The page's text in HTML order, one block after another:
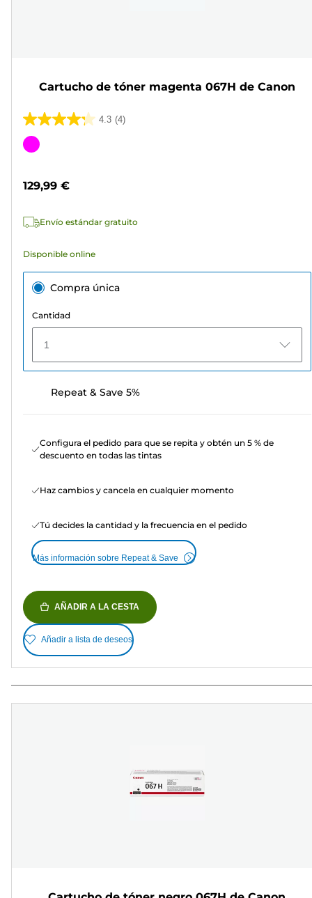
Cartucho de tóner magenta 067H de Canon
4.3 (4)
4.3
de
4
Cartucho
129,99 €
Envío estándar gratuito
Disponible online
Compra única
Cantidad
1
Repeat & Save 5%
Configura el pedido para que se repita y obtén un 5 % de
descuento en todas las tintas
Haz cambios y cancela en cualquier momento
Tú decides la cantidad y la frecuencia en el pedido
Más información sobre Repeat & Save
AÑADIR A LA CESTA
Añadir a lista de deseos